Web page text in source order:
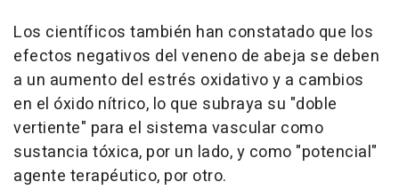
Los científicos también han constatado que los
efectos negativos del veneno de abeja se deben
a un aumento del estrés oxidativo y a cambios
en el óxido nítrico, lo que subraya su "doble
vertiente" para el sistema vascular como
sustancia tóxica, por un lado, y como "potencial"
agente terapéutico, por otro.